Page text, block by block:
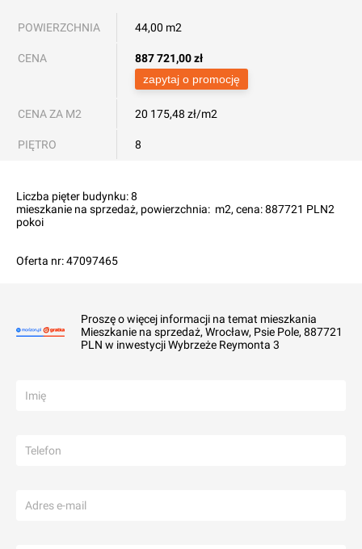
POWIERZCHNIA 44,00 m2
CENA 887 721,00zł
zapytaj o promocję
CENA ZA M2 20 175,48 zł/m2
PIĘTRO 8
Liczba pięter budynku: 8
mieszkanie na sprzedaż, powierzchnia:  m2, cena: 887721 PLN2
pokoi
Oferta nr: 47097465
Proszę o więcej informacji na temat mieszkania
Mieszkanie na sprzedaż, Wrocław, Psie Pole, 887721
PLN w inwestycji Wybrzeże Reymonta 3